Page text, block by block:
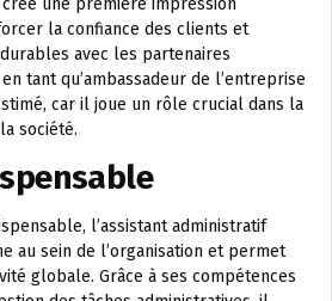
une première impression
la confiance des clients et
avec les partenaires
tant qu’ambassadeur de l’entreprise
car il joue un rôle crucial dans la
société.
l’assistant administratif
au sein de l’organisation et permet
globale. Grâce à ses compétences